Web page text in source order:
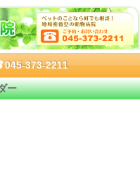
045-373-2211
ー